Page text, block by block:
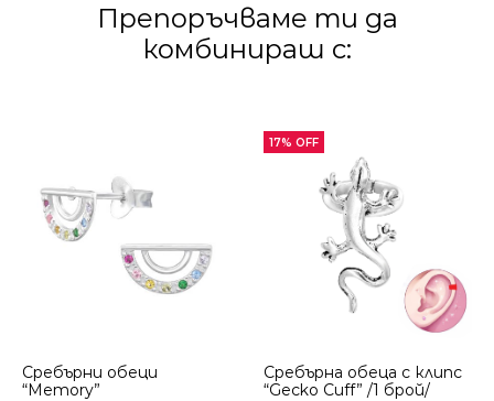
Препоръчваме ти да
комбинираш с:
Сребърни обеци
“Memory”
17% OFF
Сребърнa oбеца с клипс
“Gecko Cuff” /1 брой/